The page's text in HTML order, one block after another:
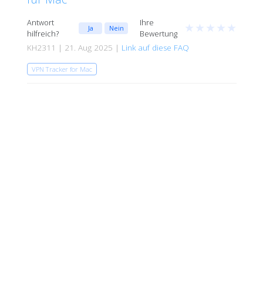
Antwort
hilfreich?
Ja Nein
Ihre
Bewertung
★ ★ ★ ★ ★
KH2311 | 21. Aug 2025 | Link auf diese FAQ
VPN Tracker for Mac